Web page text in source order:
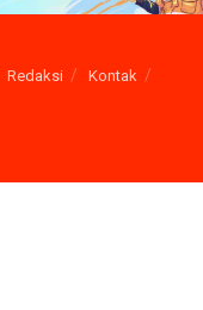
Redaksi
Kontak